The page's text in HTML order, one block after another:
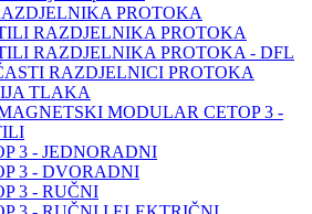
PROTOKA
RAZDJELNIKA PROTOKA
RAZDJELNIKA PROTOKA - DFL
RAZDJELNICI PROTOKA
TLAKA
MODULAR CETOP 3 -
3 - JEDNORADNI
3 - DVORADNI
3 - RUČNI